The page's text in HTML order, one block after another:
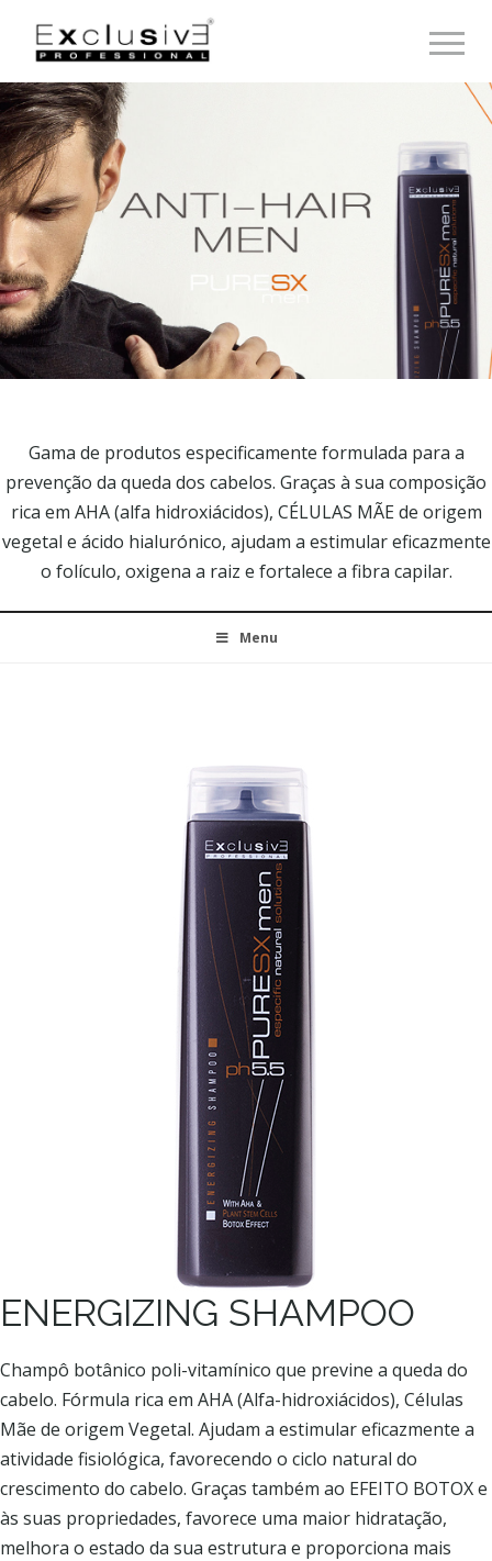
Gama de produtos especificamente formulada para a
prevenção da queda dos cabelos. Graças à sua composição
rica em AHA (alfa hidroxiácidos), CÉLULAS MÃE de origem
vegetal e ácido hialurónico, ajudam a estimular eficazmente
o folículo, oxigena a raiz e fortalece a fibra capilar.
Menu
ENERGIZING SHAMPOO
Champô botânico poli-vitamínico que previne a queda do
cabelo. Fórmula rica em AHA (Alfa-hidroxiácidos), Células
Mãe de origem Vegetal. Ajudam a estimular eficazmente a
atividade fisiológica, favorecendo o ciclo natural do
crescimento do cabelo. Graças também ao EFEITO BOTOX e
às suas propriedades, favorece uma maior hidratação,
melhora o estado da sua estrutura e proporciona mais